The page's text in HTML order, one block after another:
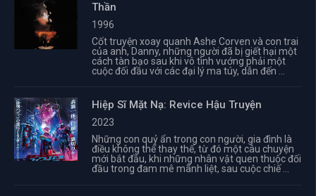
Thần
1996
Cốt truyện xoay quanh Ashe Corven và con trai
của anh, Danny, những người đã bị giết hại một
cách tàn bạo sau khi vô tình vướng phải một
cuộc đối đầu với các đại lý ma túy, dẫn đến ...
Hiệp Sĩ Mặt Nạ: Revice Hậu Truyện
2023
Những con quỷ ẩn trong con người, gia đình là
điều không thể thay thế, từ đó một câu chuyện
mới bắt đầu, khi những nhân vật quen thuộc đối
đầu trong đam mê mãnh liệt, sau cuộc chiế ...